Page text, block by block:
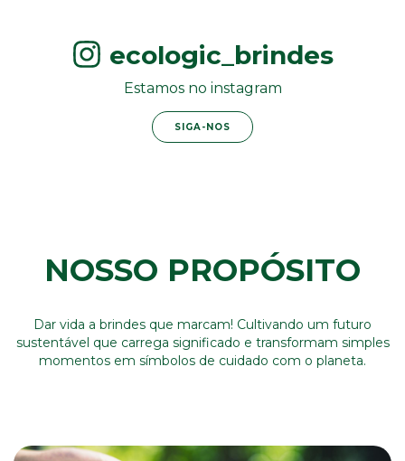
ecologic_brindes
Estamos no instagram
SIGA-NOS
NOSSO PROPÓSITO
Dar vida a brindes que marcam! Cultivando um futuro
sustentável que carrega significado e transformam simples
momentos em símbolos de cuidado com o planeta.